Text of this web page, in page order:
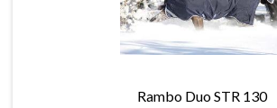
Rambo Duo STR 130